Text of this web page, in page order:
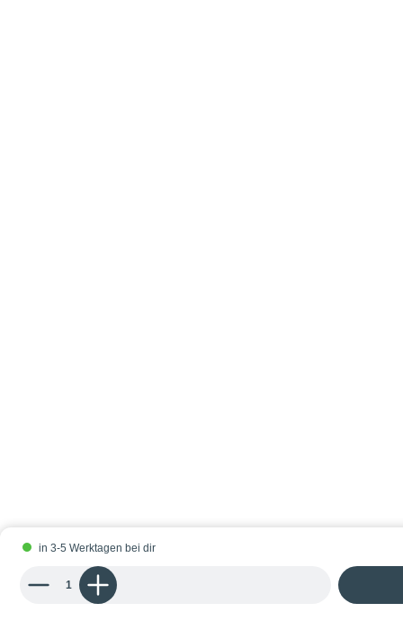
Produkt Anzahl: Gib den gewünschten Wert ein oder benutze die
in 3-5 Werktagen bei dir